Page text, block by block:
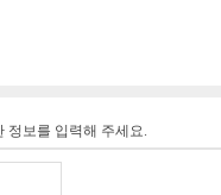
정보를 입력해 주세요.